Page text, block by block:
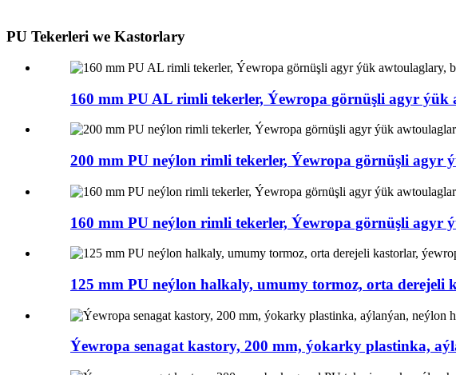
PU Tekerleri we Kastorlary
160 mm PU AL rimli tekerler, Ýewropa görnüşli agyr
200 mm PU neýlon rimli tekerler, Ýewropa görnüşli agyr
160 mm PU neýlon rimli tekerler, Ýewropa görnüşli
125 mm PU neýlon halkaly, umumy tormoz, orta derejeli
Ýewropa senagat kastory, 200 mm, ýokarky plastinka,